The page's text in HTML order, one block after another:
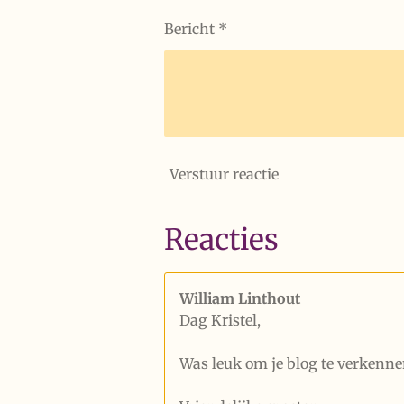
Bericht *
Verstuur reactie
Reacties
William Linthout
Dag Kristel,
Was leuk om je blog te